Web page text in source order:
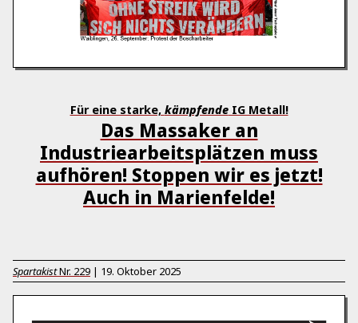
Für eine starke, kämpfendeIG Metall!
Das Massaker an
Industriearbeitsplätzen muss
aufhören! Stoppen wir es jetzt!
Auch in Marienfelde!
SpartakistNr. 229 | 19. Oktober 2025